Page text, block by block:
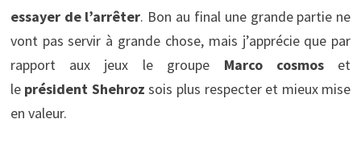
essayer de l’arrêter. Bon au final une grande partie ne
vont pas servir à grande chose, mais j’apprécie que par
rapport aux jeux le groupe Marco cosmos et
le président Shehrozsois plus respecter et mieux mise
en valeur.